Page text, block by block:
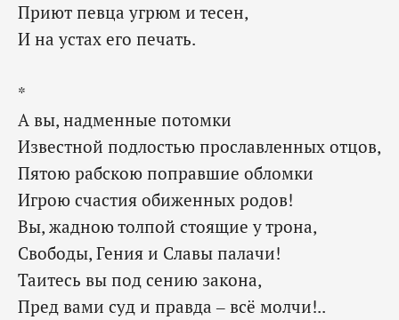
Приют певца угрюм и тесен,
И на устах его печать.
*
А вы, надменные потомки
Известной подлостью прославленных отцов,
Пятою рабскою поправшие обломки
Игрою счастия обиженных родов!
Вы, жадною толпой стоящие у трона,
Свободы, Гения и Славы палачи!
Таитесь вы под сению закона,
Пред вами суд и правда – всё молчи!..